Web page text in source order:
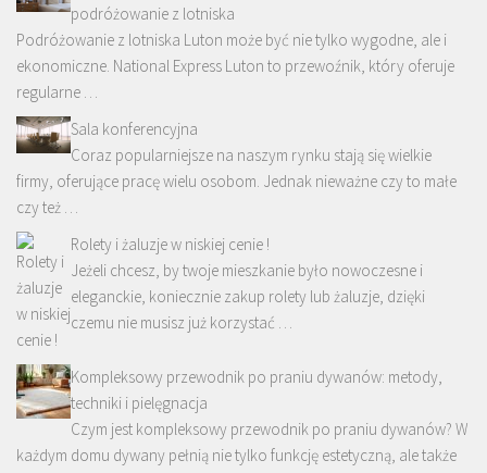
podróżowanie z lotniska
Podróżowanie z lotniska Luton może być nie tylko wygodne, ale i
ekonomiczne. National Express Luton to przewoźnik, który oferuje
regularne …
Sala konferencyjna
Coraz popularniejsze na naszym rynku stają się wielkie
firmy, oferujące pracę wielu osobom. Jednak nieważne czy to małe
czy też …
Rolety i żaluzje w niskiej cenie !
Jeżeli chcesz, by twoje mieszkanie było nowoczesne i
eleganckie, koniecznie zakup rolety lub żaluzje, dzięki
czemu nie musisz już korzystać …
Kompleksowy przewodnik po praniu dywanów: metody,
techniki i pielęgnacja
Czym jest kompleksowy przewodnik po praniu dywanów? W
każdym domu dywany pełnią nie tylko funkcję estetyczną, ale także